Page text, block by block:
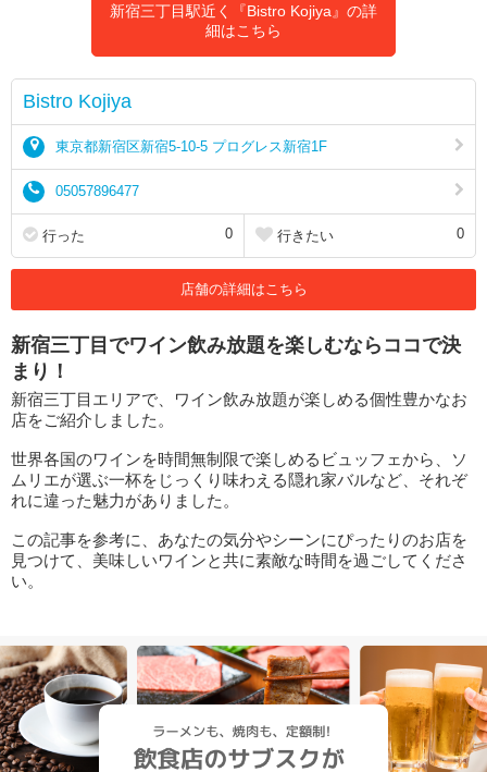
新宿三丁目駅近く『Bistro Kojiya』の詳
細はこちら
Bistro Kojiya
東京都新宿区新宿5-10-5 プログレス新宿1F
05057896477
行った 0 行きたい 0
店舗の詳細はこちら
新宿三丁目でワイン飲み放題を楽しむならココで決
まり！
新宿三丁目エリアで、ワイン飲み放題が楽しめる個性豊かなお
店をご紹介しました。
世界各国のワインを時間無制限で楽しめるビュッフェから、ソ
ムリエが選ぶ一杯をじっくり味わえる隠れ家バルなど、それぞ
れに違った魅力がありました。
この記事を参考に、あなたの気分やシーンにぴったりのお店を
見つけて、美味しいワインと共に素敵な時間を過ごしてくださ
い。